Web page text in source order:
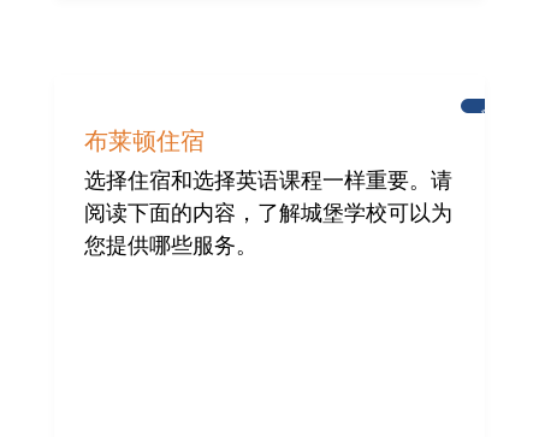
新
布莱顿住宿
选择住宿和选择英语课程一样重要。请
阅读下面的内容，了解城堡学校可以为
您提供哪些服务。